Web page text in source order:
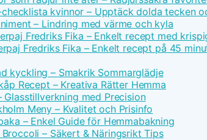
kvinnor – Upptäck dolda tecken
– Lindring med värme och kyla
Fredriks Fika – Enkelt recept med
Fredriks Fika – Enkelt recept på 45
kyckling – Smakrik Sommarglädje
Recept – Kreativa Rätter Hemma
Glasstillverkning med Precision
Meny – Kvalitet och Prisinfo
– Enkel Guide för Hemmabakning
Broccoli – Säkert & Näringsrikt Tips